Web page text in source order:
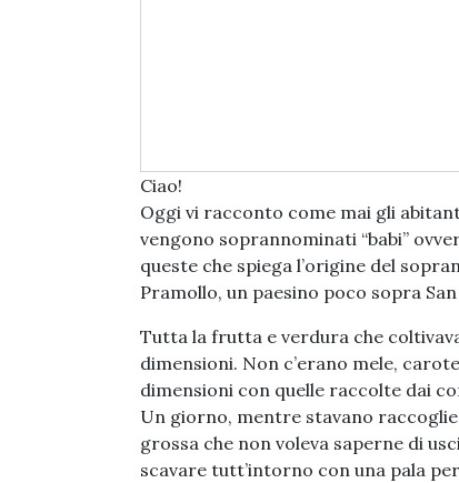
Ciao!
Oggi vi racconto come mai gli
vengono soprannominati “babi”
queste che spiega l’origine del
Pramollo, un paesino poco sopra
Tutta la frutta e verdura che
dimensioni. Non c’erano mele,
dimensioni con quelle raccolte dai
Un giorno, mentre stavano
grossa che non voleva saperne di
scavare tutt’intorno con una pala